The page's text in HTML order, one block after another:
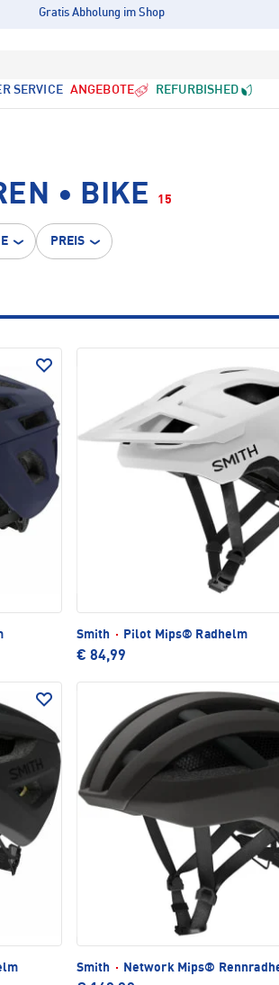
Gratis Abholung im Shop
SERVICE ANGEBOTE REFURBISHED
• BIKE 15
PREIS
Smith · Pilot Mips® Radhelm
€ 84,99
Smith · Network Mips®